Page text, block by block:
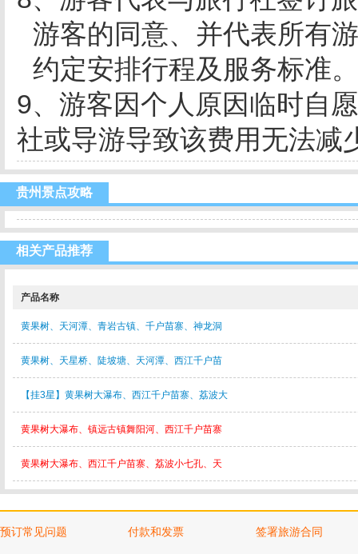
游客的同意、并代表所有
约定安排行程及服务标准。
9、游客因个人原因临时自
社或导游导致该费用无法减
贵州景点攻略
相关产品推荐
产品名称
黄果树、天河潭、青岩古镇、千户苗寨、神龙洞
黄果树、天星桥、陡坡塘、天河潭、西江千户苗
【挂3星】黄果树大瀑布、西江千户苗寨、荔波大
黄果树大瀑布、镇远古镇舞阳河、西江千户苗寨
黄果树大瀑布、西江千户苗寨、荔波小七孔、天
预订常见问题 付款和发票 签署旅游合同